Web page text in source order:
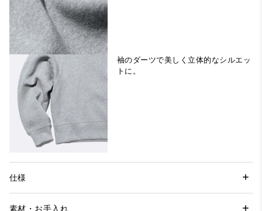
袖のダーツで美しく立体的なシルエッ
トに。
仕様
素材・お手入れ